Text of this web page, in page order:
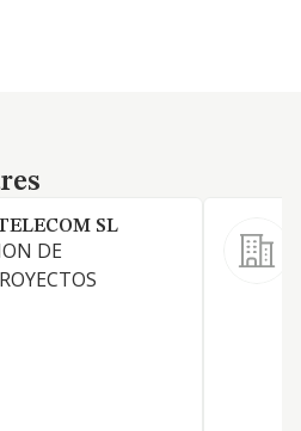
SL
DE